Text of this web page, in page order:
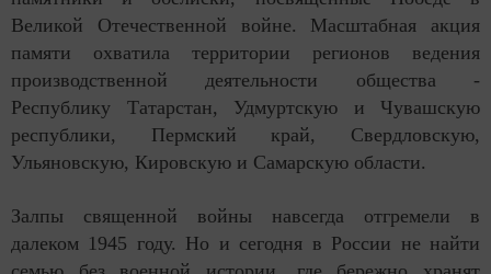
Великой Отечественной войне. Масштабная акция
памяти охватила территории регионов ведения
производственной деятельности общества -
Республику Татарстан, Удмуртскую и Чувашскую
республики, Пермский край, Свердловскую,
Ульяновскую, Кировскую и Самарскую области.
Залпы священной войны навсегда отгремели в
далеком 1945 году. Но и сегодня в России не найти